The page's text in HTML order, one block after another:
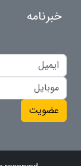
خبرنامه
عضویت